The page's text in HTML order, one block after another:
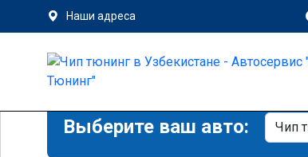
Наши адреса
Выберите ваш авто: